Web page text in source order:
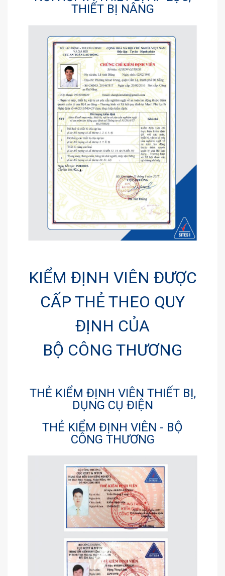
THIẾT BỊ NÂNG
KIỂM ĐỊNH VIÊN ĐƯỢC
CẤP THẺ THEO QUY
ĐỊNH CỦA
BỘ CÔNG THƯƠNG
THẺ KIỂM ĐỊNH VIÊN THIẾT BỊ,
DỤNG CỤ ĐIỆN
THẺ KIỂM ĐỊNH VIÊN - BỘ
CÔNG THƯƠNG